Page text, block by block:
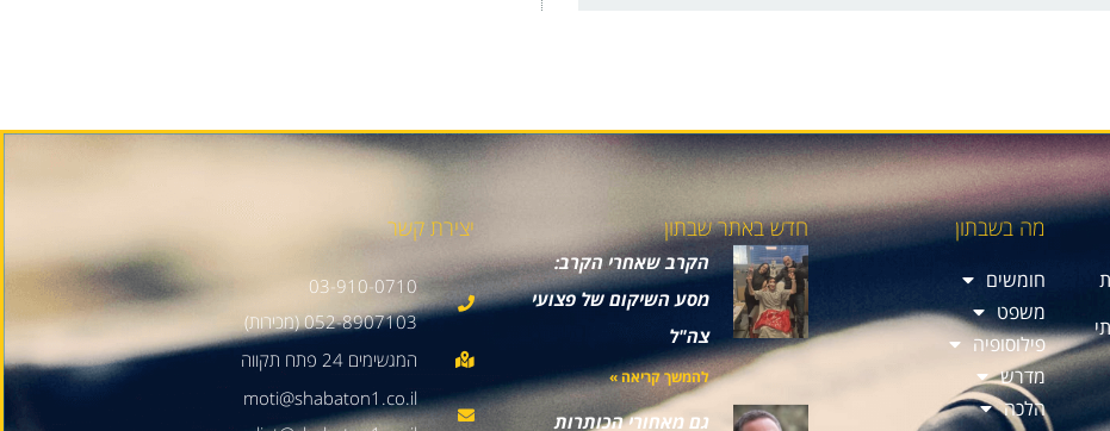
מה בשבתון
חומשים
משפט
פילוסופיה
מדרש
הלכה
חדש באתר שבתון
הקרב שאחרי הקרב:
מסע השיקום של פצועי
צה"ל
להמשך קריאה »
גם מאחורי הכותרות
יצירת קשר
03-910-0710
052-8907103 (מכירות)
moti@shabaton1.co.il